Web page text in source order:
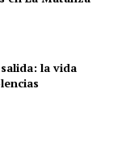
la vida